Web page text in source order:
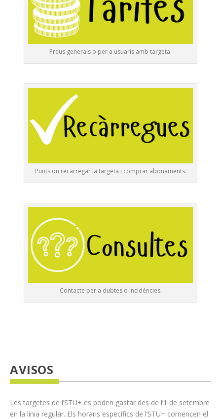
Preus generals o per a usuaris amb targeta.
Punts on recarregar la targeta i comprar abonaments.
Contacte per a dubtes o incidències.
AVISOS
Les targetes de l’STU+ es poden gastar des de l’1 de setembre
en la línia regular. Els horaris específics de l’STU+ comencen el